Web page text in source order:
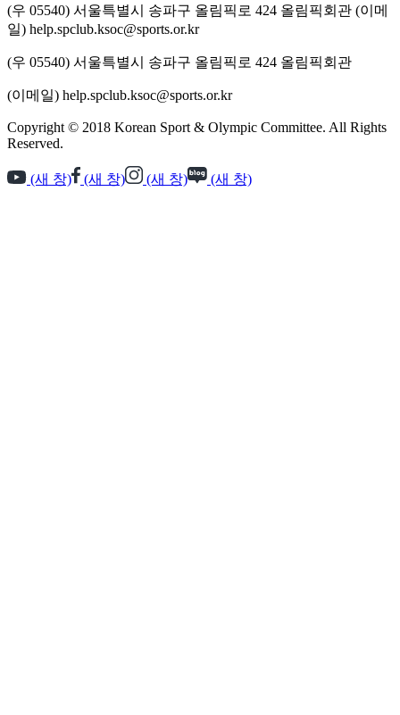
(우 05540) 서울특별시 송파구 올림픽로 424 올림픽회관 (이메
일) help.spclub.ksoc@sports.or.kr
(우 05540) 서울특별시 송파구 올림픽로 424 올림픽회관
(이메일) help.spclub.ksoc@sports.or.kr
Copyright © 2018 Korean Sport & Olympic Committee. All Rights
Reserved.
(새 창) (새 창) (새 창) (새 창)